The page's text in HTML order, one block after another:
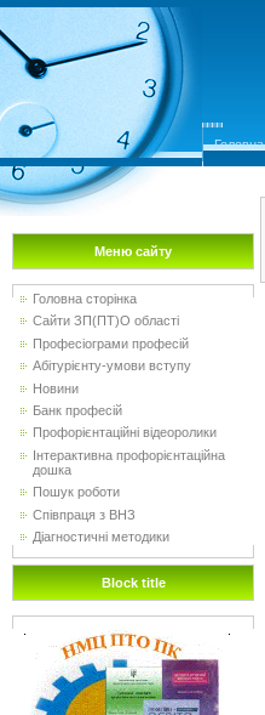
Головна
Меню сайту
Головна сторінка
Сайти ЗП(ПТ)О області
Професіограми професій
Абітурієнту-умови вступу
Новини
Банк професій
Профорієнтаційні відеоролики
Інтерактивна профорієнтаційна
дошка
Пошук роботи
Співпраця з ВНЗ
Діагностичні методики
Block title